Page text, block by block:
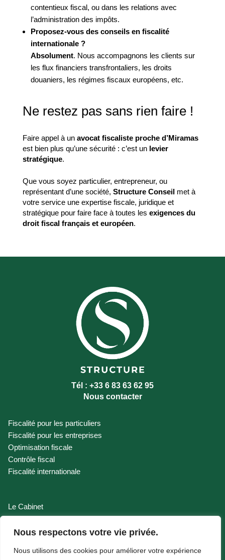
Nous respectons votre vie privée.
Nous utilisons des cookies pour améliorer votre expérience
contentieux fiscal, ou dans les relations avec
l’administration des impôts.
Proposez-vous des conseils en fiscalité
internationale ?
Absolument. Nous accompagnons les clients sur
les flux financiers transfrontaliers, les droits
douaniers, les régimes fiscaux européens, etc.
Ne restez pas sans rien faire !
Faire appel à un avocat fiscaliste proche d’Miramas
est bien plus qu’une sécurité : c’est un levier
stratégique.
Que vous soyez particulier, entrepreneur, ou
représentant d’une société, Structure Conseilmet à
votre service une expertise fiscale, juridique et
stratégique pour faire face à toutes les exigences du
droit fiscal français et européen.
Tél : +33 6 83 63 62 95
Nous contacter
Fiscalité pour les particuliers
Fiscalité pour les entreprises
Optimisation fiscale
Contrôle fiscal
Fiscalité internationale
Le Cabinet
Nos Honoraires
Contact